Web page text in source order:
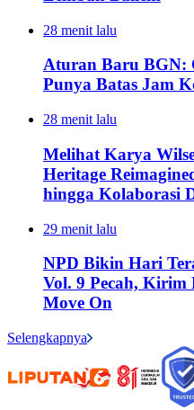
28 menit lalu
Aturan Baru BGN:
Punya Batas Jam
28 menit lalu
Melihat Karya
Heritage
hingga Kolaborasi
29 menit lalu
NPD Bikin Hari
Vol. 9 Pecah, Kirim
Move On
Selengkapnya